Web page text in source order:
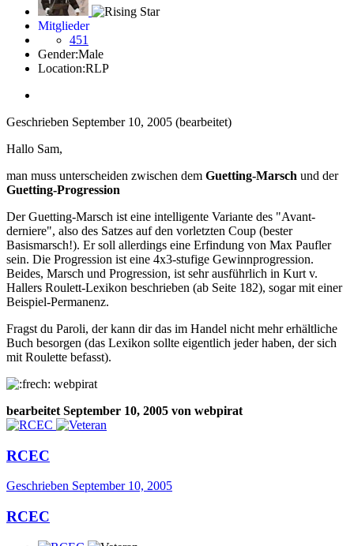
Mitglieder
451
Gender:Male
Location:RLP
Geschrieben September 10, 2005 (bearbeitet)
Hallo Sam,
man muss unterscheiden zwischen dem Guetting-Marsch und der
Guetting-Progression
Der Guetting-Marsch ist eine intelligente Variante des "Avant-
derniere", also des Satzes auf den vorletzten Coup (bester
Basismarsch!). Er soll allerdings eine Erfindung von Max Paufler
sein. Die Progression ist eine 4x3-stufige Gewinnprogression.
Beides, Marsch und Progression, ist sehr ausführlich in Kurt v.
Hallers Roulett-Lexikon beschrieben (ab Seite 182), sogar mit einer
Beispiel-Permanenz.
Fragst du Paroli, der kann dir das im Handel nicht mehr erhältliche
Buch besorgen (das Lexikon sollte eigentlich jeder haben, der sich
mit Roulette befasst).
webpirat
bearbeitet September 10, 2005 von webpirat
RCEC
Geschrieben September 10, 2005
RCEC